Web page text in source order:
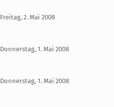
Freitag, 2. Mai 2008
Donnerstag, 1. Mai 2008
Donnerstag, 1. Mai 2008